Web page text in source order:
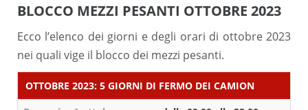
BLOCCO MEZZI PESANTI OTTOBRE 2023
Ecco l’elenco dei giorni e degli orari di ottobre 2023
nei quali vige il blocco dei mezzi pesanti.
OTTOBRE 2023: 5 GIORNI DI FERMO DEI CAMION